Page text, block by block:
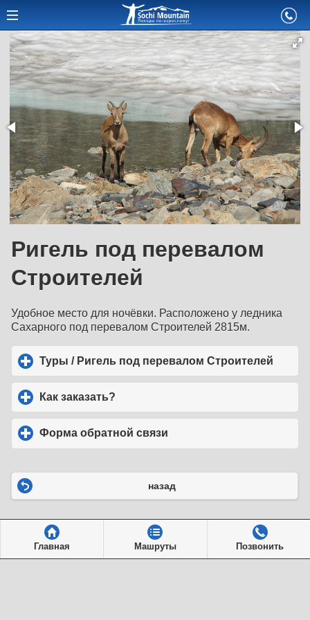
Ригель под перевалом
Строителей
Удобное место для ночёвки. Расположено у ледника
Сахарного под перевалом Строителей 2815м.
Туры / Ригель под перевалом Строителей
Как заказать?
Форма обратной связи
назад
Главная Машруты Позвонить